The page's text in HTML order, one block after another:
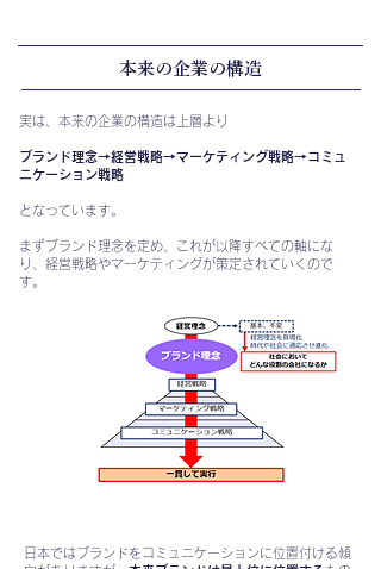
本来の企業の構造
実は、本来の企業の構造は上層より
ブランド理念→経営戦略→マーケティング戦略→コミュ
ニケーション戦略
となっています。
まずブランド理念を定め、これが以降すべての軸にな
り、経営戦略やマーケティングが策定されていくので
す。
日本ではブランドをコミュニケーションに位置付ける傾